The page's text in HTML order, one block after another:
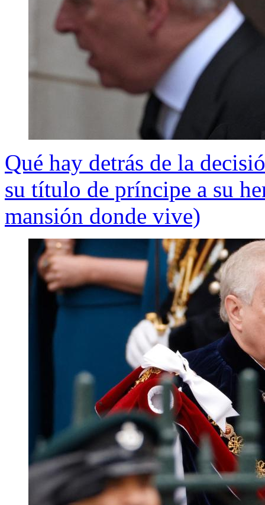
Qué hay detrás de la
su título de príncipe a su
mansión donde vive)